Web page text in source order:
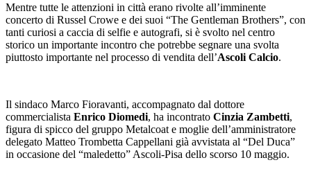
Mentre tutte le attenzioni in città erano rivolte all’imminente
concerto di Russel Crowe e dei suoi “The Gentleman Brothers”, con
tanti curiosi a caccia di selfie e autografi, si è svolto nel centro
storico un importante incontro che potrebbe segnare una svolta
piuttosto importante nel processo di vendita dell’Ascoli Calcio.
Il sindaco Marco Fioravanti, accompagnato dal dottore
commercialista Enrico Diomedi, ha incontrato Cinzia Zambetti,
figura di spicco del gruppo Metalcoat e moglie dell’amministratore
delegato Matteo Trombetta Cappellani già avvistata al “Del Duca”
in occasione del “maledetto” Ascoli-Pisa dello scorso 10 maggio.